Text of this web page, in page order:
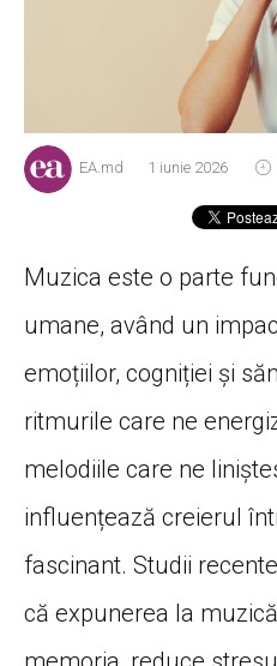
EA.md 1 iunie 2026
Muzica este o parte
umane, având un
emoțiilor, cogniției și
ritmurile care ne
melodiile care ne
influențează creierul
fascinant. Studii
că expunerea la